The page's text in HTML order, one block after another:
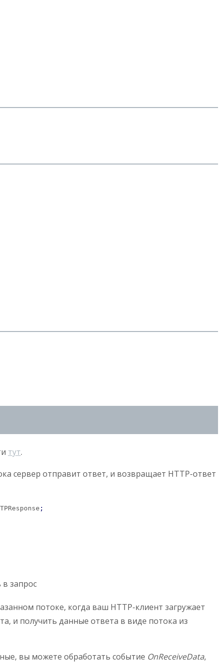
тут.
сервер отправит ответ, и возвращает HTTP-ответ
;
запрос
потоке, когда ваш HTTP-клиент загружает
и получить данные ответа в виде потока из
вы можете обработать событие OnReceiveData,